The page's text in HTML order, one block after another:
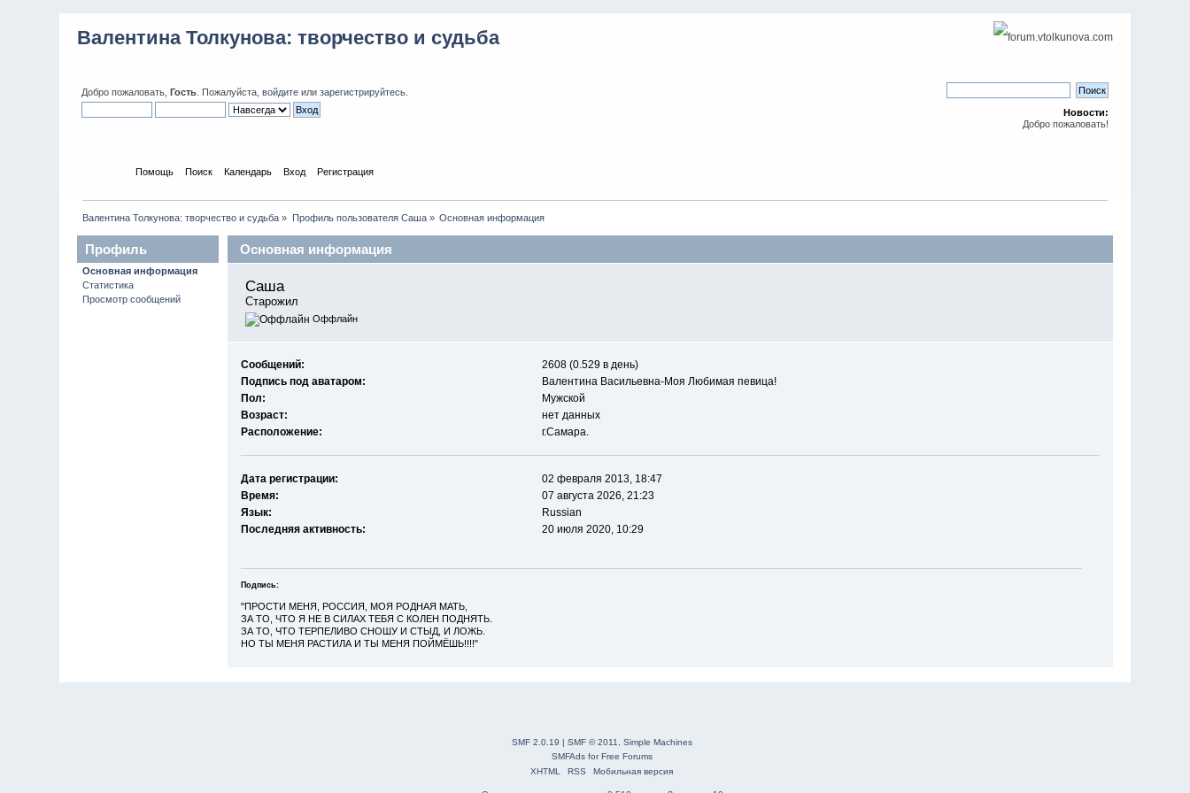
Валентина Толкунова: творчество и судьба
Добро пожаловать,Гость . Пожалуйста,войдите илизарегистрируйтесь
Новости:
Добро пожаловать!
Помощь Поиск Календарь Вход Регистрация
Валентина Толкунова: творчество и судьба » Профиль пользователя Саша» Основная информация
Профиль
пользователя
Основная информация
Статистика
Просмотр сообщений
Основная информация
Саша
Старожил
Оффлайн
Сообщений:
2608 (0.529 в день)
Подпись под аватаром:
Валентина Васильевна-Моя Любимая певица!
Пол:
Мужской
Возраст:
нет данных
Расположение:
г.Самара.
Дата регистрации:
02 февраля 2013, 18:47
Время:
07 августа 2026, 21:23
Язык:
Russian
Последняя активность:
20 июля 2020, 10:29
Подпись:
"ПРОСТИ МЕНЯ, РОССИЯ, МОЯ РОДНАЯ МАТЬ,
ЗА ТО, ЧТО Я НЕ В СИЛАХ ТЕБЯ С КОЛЕН ПОДНЯТЬ.
ЗА ТО, ЧТО ТЕРПЕЛИВО СНОШУ И СТЫД, И ЛОЖЬ.
НО ТЫ МЕНЯ РАСТИЛА И ТЫ МЕНЯ ПОЙМЁШЬ!!!!"
SMF 2.0.19 | SMF © 2011
Simple Machines
SMFAdsforFree Forums
XHTML
RSS Мобильная версия